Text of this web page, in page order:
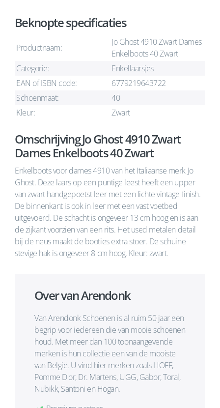
Beknopte specificaties
Productnaam:
Jo Ghost 4910 Zwart Dames
Enkelboots 40 Zwart
Categorie:
Enkellaarsjes
EAN of ISBN code:
6779219643722
Schoenmaat:
40
Kleur:
Zwart
Omschrijving Jo Ghost 4910 Zwart
Dames Enkelboots 40 Zwart
Enkelboots voor dames 4910 van het Italiaanse merk Jo
Ghost. Deze laars op een puntige leest heeft een upper
van zwart handgepoetst leer met een lichte vintage finish.
De binnenkant is ook in leer met een vast voetbed
uitgevoerd. De schacht is ongeveer 13 cm hoog en is aan
de zijkant voorzien van een rits. Het used metalen detail
bij de neus maakt de booties extra stoer. De schuine
stevige hak is ongeveer 8 cm hoog. Kleur: zwart.
Over van Arendonk
Van Arendonk Schoenen is al ruim 50 jaar een
begrip voor iedereen die van mooie schoenen
houd. Met meer dan 100 toonaangevende
merken is hun collectie een van de mooiste
van België. U vind hier merken zoals HOFF,
Pomme D'or, Dr. Martens, UGG, Gabor, Toral,
Nubikk, Santoni en Hogan.